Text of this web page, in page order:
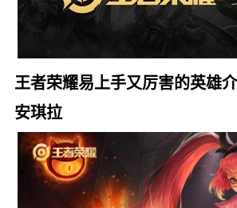
王者荣耀易上手又厉害的英雄
安琪拉